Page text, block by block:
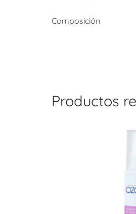
Composición
Productos